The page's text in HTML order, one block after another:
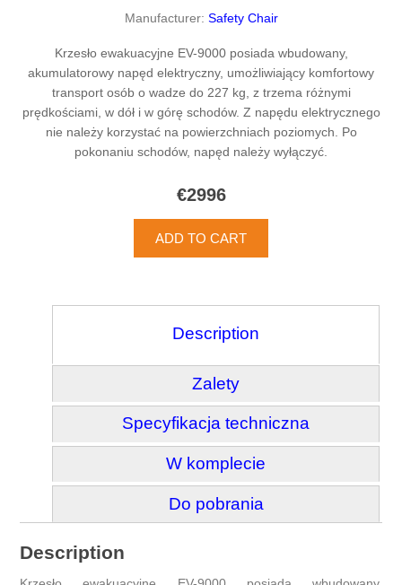
Manufacturer: Safety Chair
Krzesło ewakuacyjne EV-9000 posiada wbudowany,
akumulatorowy napęd elektryczny, umożliwiający komfortowy
transport osób o wadze do 227 kg, z trzema różnymi
prędkościami, w dół i w górę schodów. Z napędu elektrycznego
nie należy korzystać na powierzchniach poziomych. Po
pokonaniu schodów, napęd należy wyłączyć.
€2996
Description
Zalety
Specyfikacja techniczna
W komplecie
Do pobrania
Description